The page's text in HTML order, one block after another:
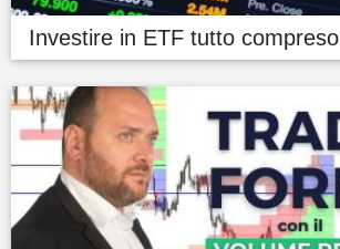
Investire in ETF tutto compreso